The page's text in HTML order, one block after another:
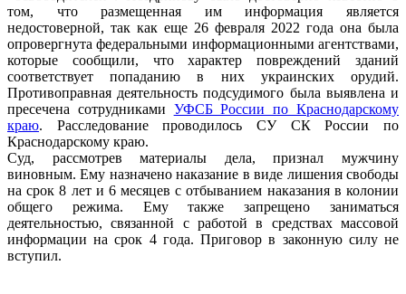
том, что размещенная им информация является
недостоверной, так как еще 26 февраля 2022 года она была
опровергнута федеральными информационными агентствами,
которые сообщили, что характер повреждений зданий
соответствует попаданию в них украинских орудий.
Противоправная деятельность подсудимого была выявлена и
пресечена сотрудниками УФСБ России по Краснодарскому
краю. Расследование проводилось СУ СК России по
Краснодарскому краю.
Суд, рассмотрев материалы дела, признал мужчину
виновным. Ему назначено наказание в виде лишения свободы
на срок 8 лет и 6 месяцев с отбыванием наказания в колонии
общего режима. Ему также запрещено заниматься
деятельностью, связанной с работой в средствах массовой
информации на срок 4 года. Приговор в законную силу не
вступил.